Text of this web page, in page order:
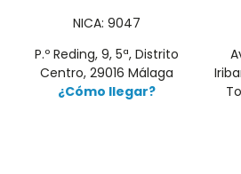
NICA: 9047
P.º Reding, 9, 5ª, Distrito
Centro, 29016 Málaga
¿Cómo llegar?